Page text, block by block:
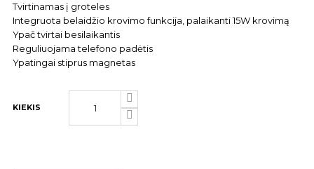
Tvirtinamas į groteles
Integruota belaidžio krovimo funkcija, palaikanti 15W krovimą
Ypač tvirtai besilaikantis
Reguliuojama telefono padėtis
Ypatingai stiprus magnetas
KIEKIS